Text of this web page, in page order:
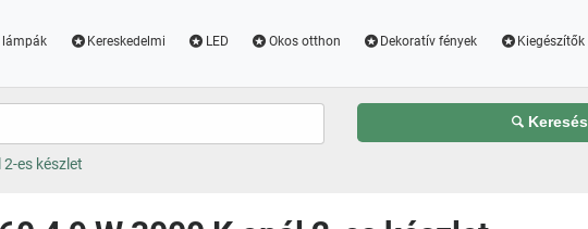
lámpák Kereskedelmi LED Okos otthon Dekoratív fények Kiegészítők
Keresés
2-es készlet